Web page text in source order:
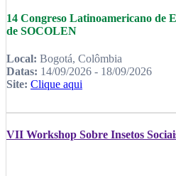
14 Congreso Latinoamericano de
de SOCOLEN
Local: Bogotá, Colômbia
Datas: 14/09/2026 - 18/09/2026
Site: Clique aqui
VII Workshop Sobre Insetos